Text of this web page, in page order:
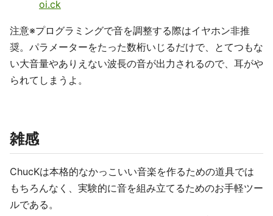
oi.ck
注意※プログラミングで音を調整する際はイヤホン非推
奨。パラメーターをたった数桁いじるだけで、とてつもな
い大音量やありえない波長の音が出力されるので、耳がや
られてしまうよ。
雑感
ChucKは本格的なかっこいい音楽を作るための道具では
もちろんなく、実験的に音を組み立てるためのお手軽ツー
ルである。